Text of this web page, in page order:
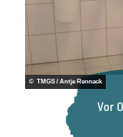
© TMGS / Antje Rennack
Vor